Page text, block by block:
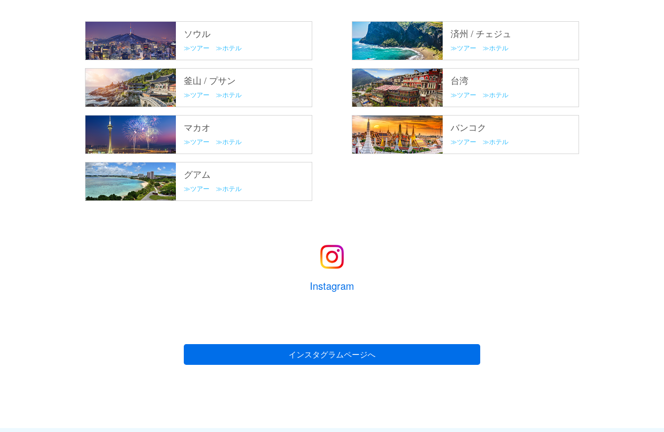
ソウル
ツアー ホテル
済州 / チェジュ
ツアー ホテル
釜山 / プサン
ツアー ホテル
台湾
ツアー ホテル
マカオ
ツアー ホテル
バンコク
ツアー ホテル
グアム
ツアー ホテル
Instagram
インスタグラムページへ